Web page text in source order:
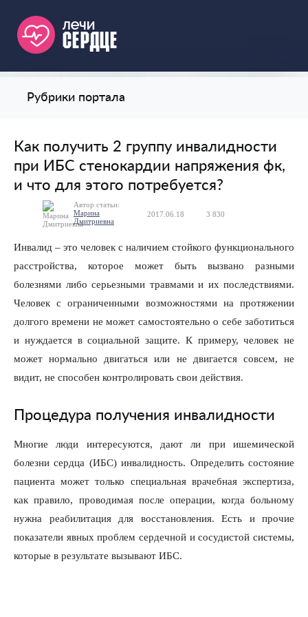
Рубрики портала
Как получить 2 группу инвалидности
при ИБС стенокардии напряжения фк,
и что для этого потребуется?
Автор статьи:
Марина
Дмитриевна
2017.06.18 3 830
Инвалид – это человек с наличием стойкого функционального
расстройства, которое может быть вызвано разными
болезнями либо серьезными травмами и их последствиями.
Человек с ограниченными возможностями на протяжении
долгого времени не может самостоятельно о себе заботиться
и нуждается в социальной защите. К примеру, человек не
может нормально двигаться или не двигается совсем, не
видит, не способен контролировать свои действия.
Процедура получения инвалидности
Многие люди интересуются, дают ли при ишемической
болезни сердца (ИБС) инвалидность. Определить состояние
пациента может только специальная врачебная экспертиза,
как правило, проводимая после операции, когда больному
нужна реабилитация для восстановления. Есть и прочие
показатели явных проблем сердечной и сосудистой системы,
которые в результате вызывают ИБС.